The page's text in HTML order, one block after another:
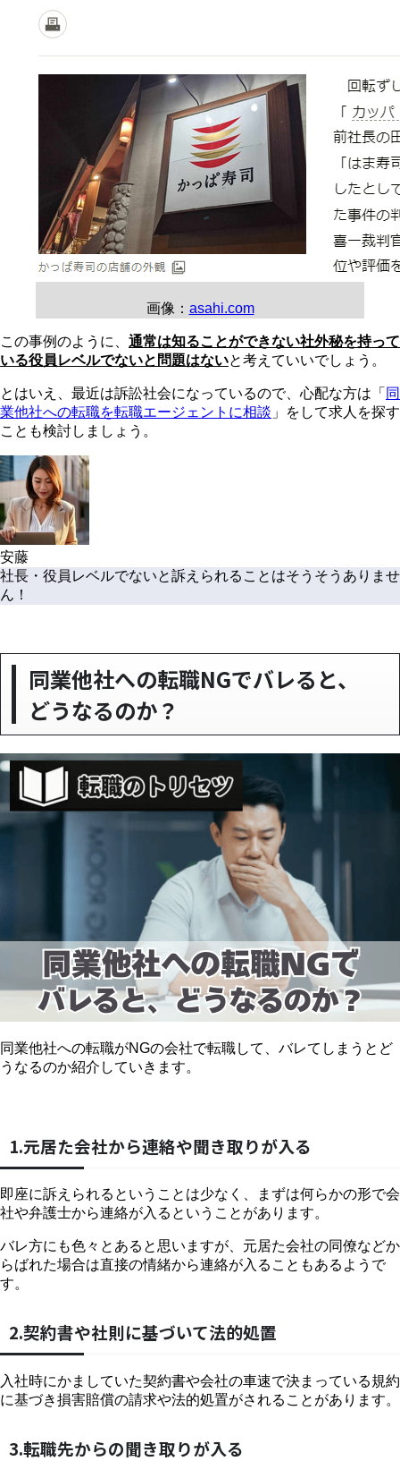
画像： asahi.com
この事例のように、 通常は知ることができない社外秘を持って
いる役員レベルでないと問題はないと考えていいでしょう。
とはいえ、最近は訴訟社会になっているので、心配な方は「 同
業他社への転職を転職エージェントに相談 」をして求人を探す
ことも検討しましょう。
安藤
社長・役員レベルでないと訴えられることはそうそうありませ
ん！
同業他社への転職NGでバレると、
どうなるのか？
同業他社への転職がNGの会社で転職して、バレてしまうとど
うなるのか紹介していきます。
1.元居た会社から連絡や聞き取りが入る
即座に訴えられるということは少なく、まずは何らかの形で会
社や弁護士から連絡が入るということがあります。
バレ方にも色々とあると思いますが、元居た会社の同僚などか
らばれた場合は直接の情緒から連絡が入ることもあるようで
す。
2.契約書や社則に基づいて法的処置
入社時にかましていた契約書や会社の車速で決まっている規約
に基づき損害賠償の請求や法的処置がされることがあります。
3.転職先からの聞き取りが入る